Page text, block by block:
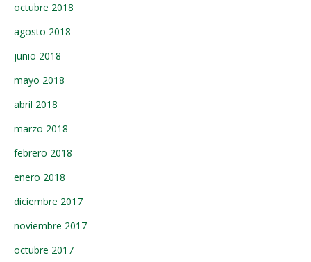
octubre 2018
agosto 2018
junio 2018
mayo 2018
abril 2018
marzo 2018
febrero 2018
enero 2018
diciembre 2017
noviembre 2017
octubre 2017